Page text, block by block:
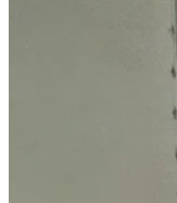
Técnico de
(Conteúdos
Técnico de
Técnico de
Técnico de
(Computadores